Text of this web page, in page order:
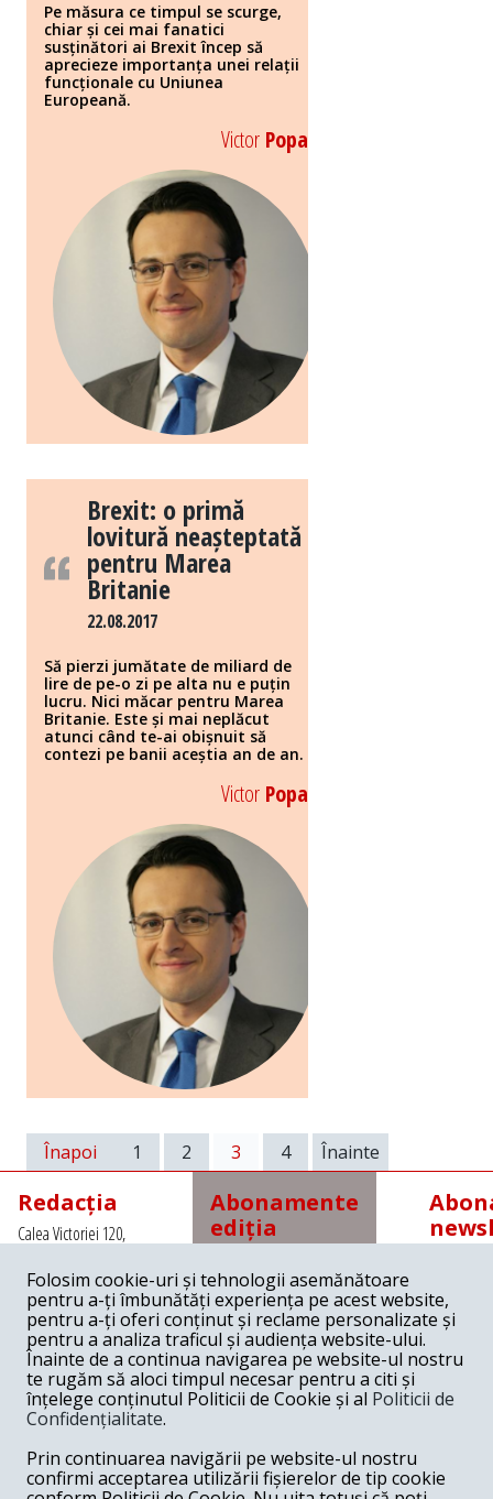
Pe măsura ce timpul se scurge,
chiar și cei mai fanatici
susținători ai Brexit încep să
aprecieze importanța unei relații
funcționale cu Uniunea
Europeană.
Victor Popa
Brexit: o primă
lovitură neașteptată
pentru Marea
Britanie
22.08.2017
Să pierzi jumătate de miliard de
lire de pe-o zi pe alta nu e puțin
lucru. Nici măcar pentru Marea
Britanie. Este și mai neplăcut
atunci când te-ai obișnuit să
contezi pe banii aceștia an de an.
Victor Popa
Înapoi 1 2 3 4 Înainte
Redacția
Calea Victoriei 120,
Romania
Tel: +4021 3112208
Fax: +4021 3141776
Email:
redactia@revista22.ro
Revista 22 este
editata de
Grupul pentru
Abonamente
ediția
tipărită
Abonamente interne
cu
expediere prin poștă
45 lei pe 3 luni
80 lei pe 6 luni
150 lei pe 1 an
ridicare de la redacție
36 lei pe 3 luni
Folosim cookie-uri și tehnologii asemănătoare
pentru a-ți îmbunătăți experiența pe acest website,
pentru a-ți oferi conținut și reclame personalizate și
pentru a analiza traficul și audiența website-ului.
Înainte de a continua navigarea pe website-ul nostru
te rugăm să aloci timpul necesar pentru a citi și
înțelege conținutul Politicii de Cookie și al Politicii de
Confidențialitate.
Prin continuarea navigării pe website-ul nostru
confirmi acceptarea utilizării fișierelor de tip cookie